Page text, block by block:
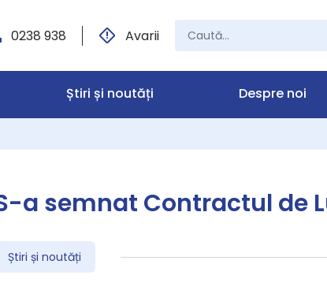
0238 938 Avarii
Știri și noutăți Despre noi
a semnat Contractul de
Știri și noutăți